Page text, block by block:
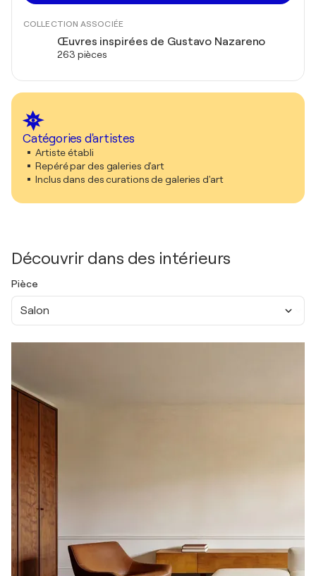
COLLECTION ASSOCIÉE
Œuvres inspirées de Gustavo Nazareno
263 pièces
Catégories d'artistes
Artiste établi
Repéré par des galeries d'art
Inclus dans des curations de galeries d'art
Découvrir dans des intérieurs
Pièce
Salon